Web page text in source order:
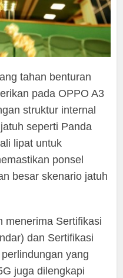
tahan benturan
pada OPPO A3
struktur internal
seperti Panda
lipat untuk
ponsel
besar skenario jatuh
menerima Sertifikasi
dan Sertifikasi
yang
juga dilengkapi